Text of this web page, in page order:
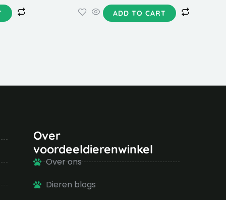
ADD TO CART
Over
voordeeldierenwinkel
Over ons
Dieren blogs